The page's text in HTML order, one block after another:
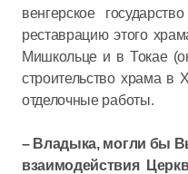
венгерское
реставрацию этого
Мишкольце и в Токае
строительство храма в
отделочные работы.
– Владыка, могли бы
взаимодействия